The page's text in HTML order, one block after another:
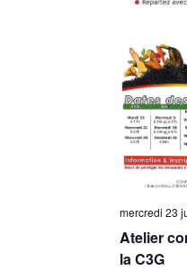
Atelier
la C3G
mercredi 23